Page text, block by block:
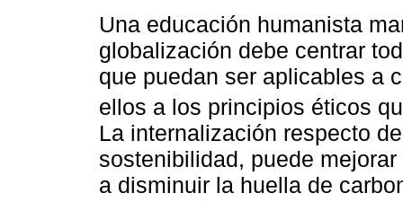
Una educación humanista
globalización debe centrar
que puedan ser aplicables a
ellos a los principios éticos
La internalización respecto
sostenibilidad, puede
a disminuir la huella de